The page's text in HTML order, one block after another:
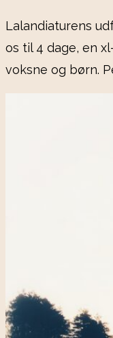
Lalandiaturens
os til 4 dage, en
voksne og børn.